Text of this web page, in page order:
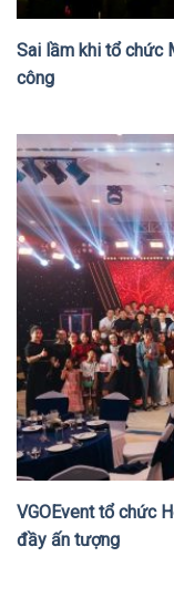
Sai lầm khi tổ chức
công
VGOEvent tổ chức
đầy ấn tượng